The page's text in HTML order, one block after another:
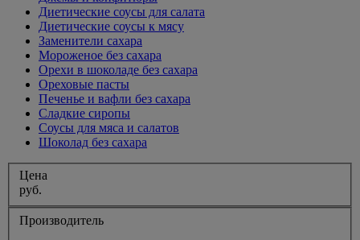
Диетические соусы для салата
Диетические соусы к мясу
Заменители сахара
Мороженое без сахара
Орехи в шоколаде без сахара
Ореховые пасты
Печенье и вафли без сахара
Сладкие сиропы
Соусы для мяса и салатов
Шоколад без сахара
Цена
руб.
Производитель